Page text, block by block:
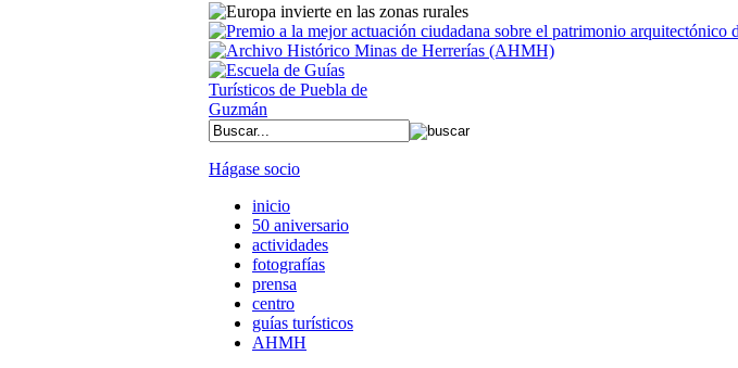
Hágase socio
inicio
50 aniversario
actividades
fotografías
prensa
centro
guías turísticos
AHMH